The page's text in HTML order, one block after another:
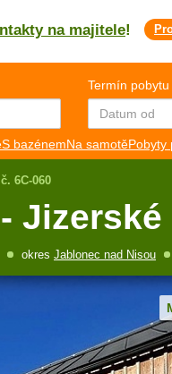
na majitele!
Termín pobytu
S bazénemNa samotěPobyty
6C-060
okres Jablonec nad Nisou